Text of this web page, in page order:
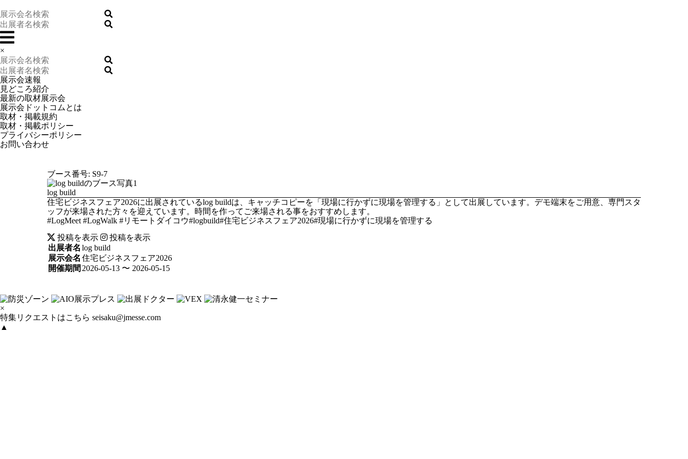
×
展示会速報
見どころ紹介
最新の取材展示会
展示会ドットコムとは
取材・掲載規約
取材・掲載ポリシー
プライバシーポリシー
お問い合わせ
ブース番号: S9-7
log build
住宅ビジネスフェア2026に出展されているlog buildは、キャッチコピーを「現場に行かずに現場を管理する」として出展しています。デモ端末をご用意、専門スタ
ッフが来場された方々を迎えています。時間を作ってご来場される事をおすすめします。
#LogMeet #LogWalk #リモートダイコウ#logbuild#住宅ビジネスフェア2026#現場に行かずに現場を管理する
投稿を表示
投稿を表示
出展者名 log build
展示会名 住宅ビジネスフェア2026
開催期間 2026-05-13 〜 2026-05-15
×
特集リクエストはこちら seisaku@jmesse.com
▲